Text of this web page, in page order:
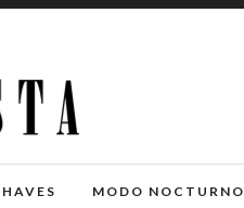
MODO NOCTURNO